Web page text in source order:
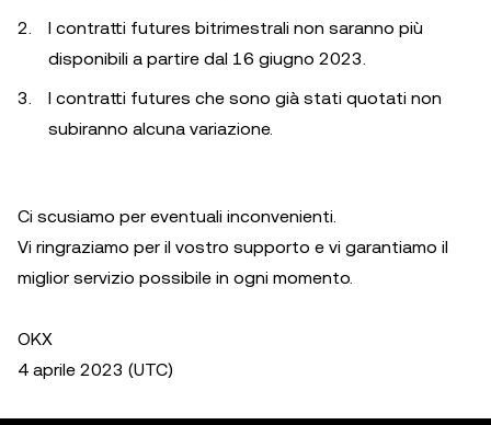
I contratti futures bitrimestrali non saranno più
disponibili a partire dal 16 giugno 2023.
I contratti futures che sono già stati quotati non
subiranno alcuna variazione.
Ci scusiamo per eventuali inconvenienti.
Vi ringraziamo per il vostro supporto e vi garantiamo il
miglior servizio possibile in ogni momento.
OKX
4 aprile 2023 (UTC)